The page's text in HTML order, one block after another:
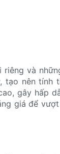
và
tạo nên tính
gây hấp
giá để